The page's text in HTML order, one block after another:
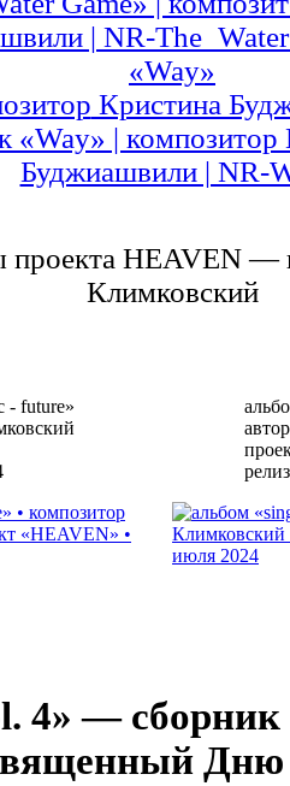
«Way»
Кристина
HEAVEN —
Климковский
- future»
автор
релиз
4» — сборник
Дню